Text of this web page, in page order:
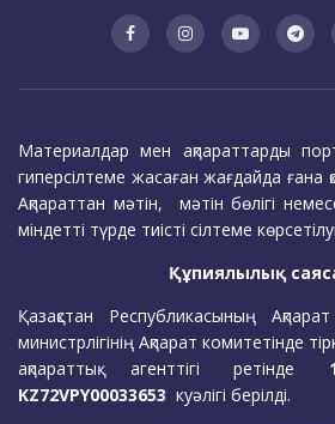
Материалдар мен ақпараттарды
гиперсілтеме жасаған жағдайда ғана
Ақпараттан мәтін, мәтін бөлігі
міндетті түрде тиісті сілтеме
Құпиялылық
Қазақстан Республикасының
министрлігінің Ақпарат комитетінде
ақпараттық агенттігі ретінде
KZ72VPY00033653 куәлігі берілді.